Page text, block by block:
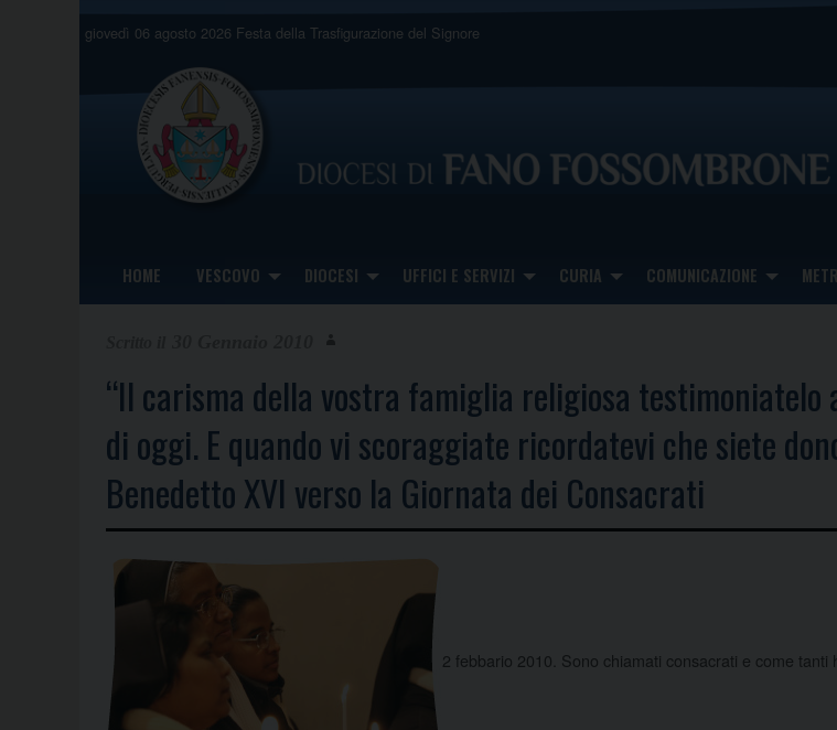
giovedì 06 agosto 2026 Festa della Trasfigurazione del Signore
HOME VESCOVO DIOCESI UFFICI E SERVIZI CURIA COMUNICAZIONE
“Il carisma della vostra famiglia religiosa testimoniatelo
di oggi. E quando vi scoraggiate ricordatevi che siete
Benedetto XVI verso la Giornata dei Consacrati
2 febbario 2010. Sono chiamati consacrati e come tanti